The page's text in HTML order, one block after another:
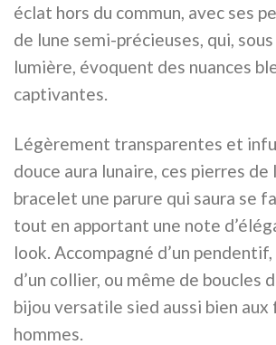
éclat hors du commun, avec ses
de lune semi-précieuses, qui,
lumière, évoquent des nuances
captivantes.
Légèrement transparentes et
douce aura lunaire, ces pierres
bracelet une parure qui saura se
tout en apportant une note
look. Accompagné d’un pendentif,
d’un collier, ou même de boucles
bijou versatile sied aussi bien aux
hommes.